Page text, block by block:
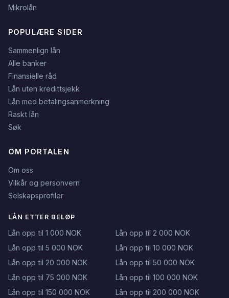
Mikrolån
POPULÆRE SIDER
Sammenlign lån
Alle banker
Finansielle råd
Lån uten kredittsjekk
Lån med betalingsanmerkning
Raskt lån
Søk
OM PORTALEN
Om oss
Vilkår og personvern
Selskapsprofiler
LÅN ETTER BELØP
Lån opp til 1 000 NOK
Lån opp til 2 000 NOK
Lån opp til 5 000 NOK
Lån opp til 10 000 NOK
Lån opp til 20 000 NOK
Lån opp til 50 000 NOK
Lån opp til 75 000 NOK
Lån opp til 100 000 NOK
Lån opp til 150 000 NOK
Lån opp til 200 000 NOK